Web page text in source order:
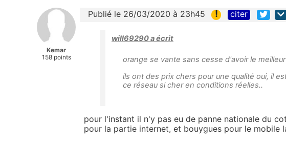
Kemar
158 points
Publié le 26/03/2020 à 23h45 ! citer
will69290 a écrit
orange se vante sans cesse d'avoir le
ils ont des prix chers pour une qualité oui, il
ce réseau si cher en conditions réelles..
pour l'instant il n'y pas eu de panne nationale du
pour la partie internet, et bouygues pour le mobile